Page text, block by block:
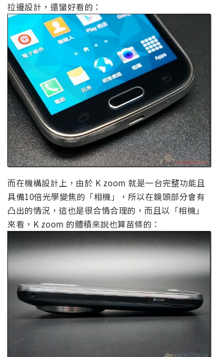
拉邊設計，還蠻好看的：
而在機構設計上，由於 K zoom 就是一台完整功能且
具備10倍光學變焦的「相機」，所以在鏡頭部分會有
凸出的情況，這也是很合情合理的，而且以「相機」
來看，K zoom 的體積來說也算苗條的：